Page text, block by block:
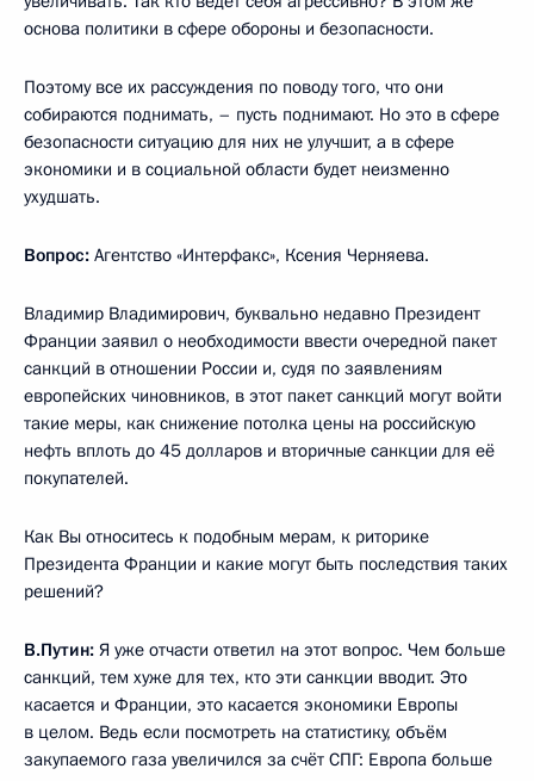
основа политики в сфере обороны и безопасности.
Поэтому все их рассуждения по поводу того, что они
собираются поднимать, – пусть поднимают. Но это в сфере
безопасности ситуацию для них не улучшит, а в сфере
экономики и в социальной области будет неизменно
ухудшать.
Вопрос: Агентство «Интерфакс», Ксения Черняева.
Владимир Владимирович, буквально недавно Президент
Франции заявил о необходимости ввести очередной пакет
санкций в отношении России и, судя по заявлениям
европейских чиновников, в этот пакет санкций могут войти
такие меры, как снижение потолка цены на российскую
нефть вплоть до 45 долларов и вторичные санкции для её
покупателей.
Как Вы относитесь к подобным мерам, к риторике
Президента Франции и какие могут быть последствия таких
решений?
В.Путин: Я уже отчасти ответил на этот вопрос. Чем больше
санкций, тем хуже для тех, кто эти санкции вводит. Это
касается и Франции, это касается экономики Европы
в целом. Ведь если посмотреть на статистику, объём
закупаемого газа увеличился за счёт СПГ: Европа больше